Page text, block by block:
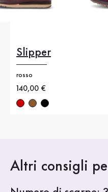
Slipper
rosso
Nuovo prezzo
140,00 €
Altri consigli